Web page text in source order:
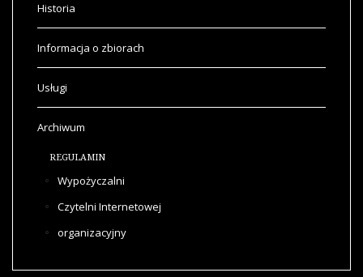
Historia
Informacja o zbiorach
Usługi
Archiwum
REGULAMIN
Wypożyczalni
Czytelni Internetowej
organizacyjny